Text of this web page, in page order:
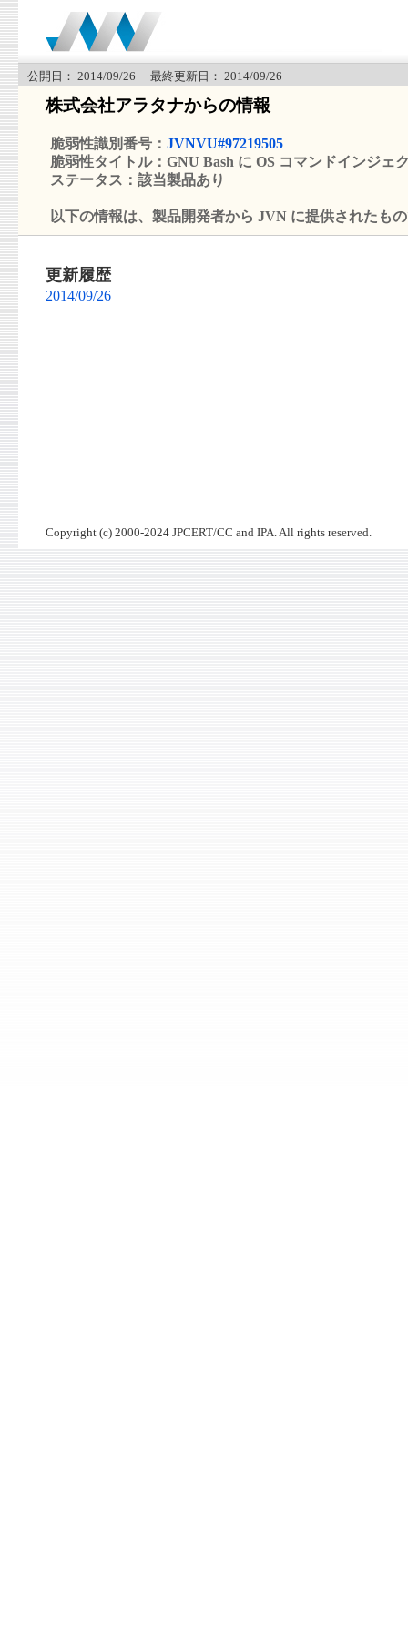
公開日： 2014/09/26 最終更新日： 2014/09/26
株式会社アラタナからの情報
脆弱性識別番号： JVNVU#97219505
脆弱性タイトル：GNU Bash に OS コマンドインジェ
ステータス：該当製品あり
以下の情報は、製品開発者から JVN に提供されたも
更新履歴
2014/09/26
Copyright (c) 2000-2024 JPCERT/CC and IPA. All rights reserved.